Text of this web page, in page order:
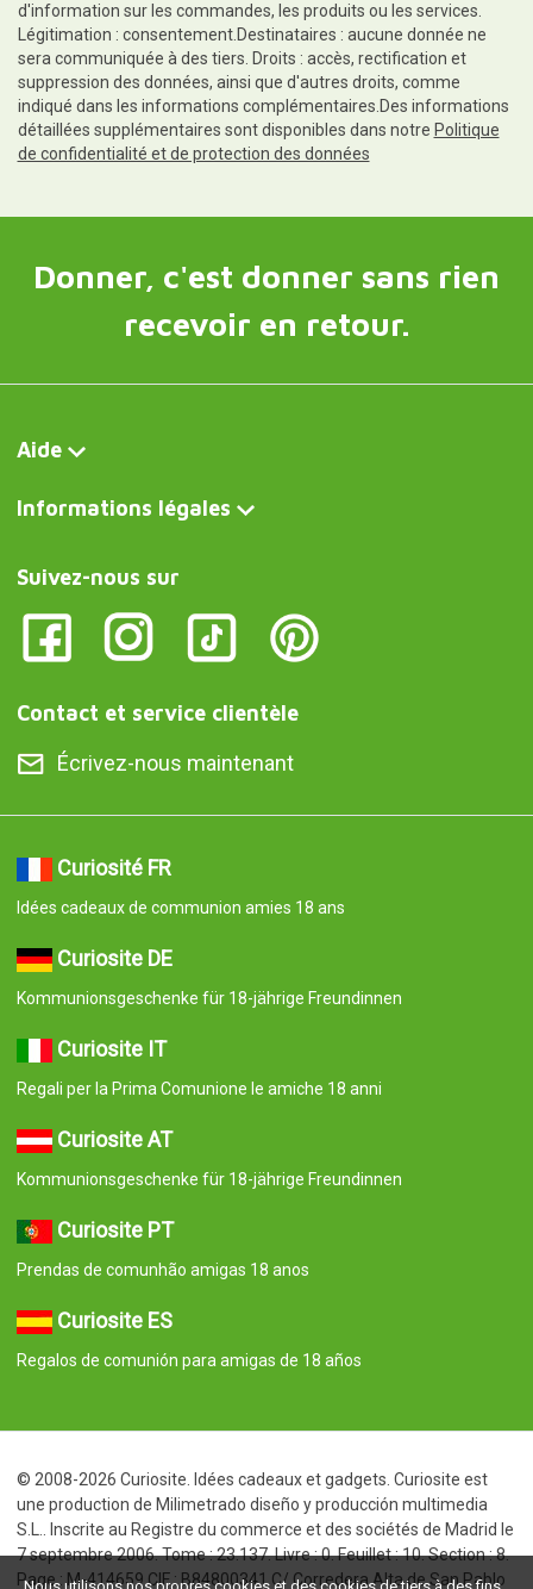
d'information sur les commandes, les produits ou les services.
Légitimation : consentement.Destinataires : aucune donnée ne
sera communiquée à des tiers. Droits : accès, rectification et
suppression des données, ainsi que d'autres droits, comme
indiqué dans les informations complémentaires.Des informations
détaillées supplémentaires sont disponibles dans notre Politique
de confidentialité et de protection des données
Donner, c'est donner sans rien
recevoir en retour.
Aide
Informations légales
Suivez-nous sur
Contact et service clientèle
Écrivez-nous maintenant
Curiosité FR
Idées cadeaux de communion amies 18 ans
Curiosite DE
Kommunionsgeschenke für 18-jährige Freundinnen
Curiosite IT
Regali per la Prima Comunione le amiche 18 anni
Curiosite AT
Kommunionsgeschenke für 18-jährige Freundinnen
Curiosite PT
Prendas de comunhão amigas 18 anos
Curiosite ES
Regalos de comunión para amigas de 18 años
© 2008-2026 Curiosite. Idées cadeaux et gadgets. Curiosite est
une production de Milimetrado diseño y producción multimedia
S.L.. Inscrite au Registre du commerce et des sociétés de Madrid le
7 septembre 2006. Tome : 23.137. Livre : 0. Feuillet : 10. Section : 8.
Page : M-414659 CIF : B84800341 C/ Corredera Alta de San Pablo
Nous utilisons nos propres cookies et des cookies de tiers à des fins